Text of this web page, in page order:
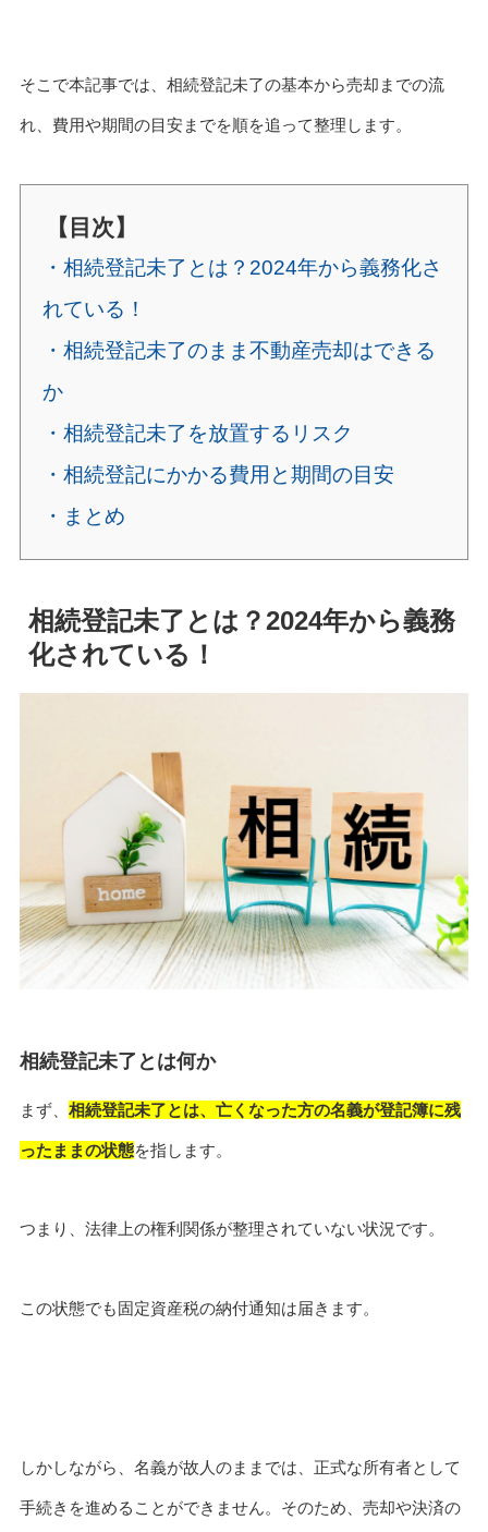
そこで本記事では、相続登記未了の基本から売却までの流
れ、費用や期間の目安までを順を追って整理します。
【目次】
・相続登記未了とは？2024年から義務化さ
れている！
・相続登記未了のまま不動産売却はできる
か
・相続登記未了を放置するリスク
・相続登記にかかる費用と期間の目安
・まとめ
相続登記未了とは？2024年から義務
化されている！
相続登記未了とは何か
まず、 相続登記未了とは、亡くなった方の名義が登記簿に残
ったままの状態を指します。
つまり、法律上の権利関係が整理されていない状況です。
この状態でも固定資産税の納付通知は届きます。
しかしながら、名義が故人のままでは、正式な所有者として
手続きを進めることができません。そのため、売却や決済の